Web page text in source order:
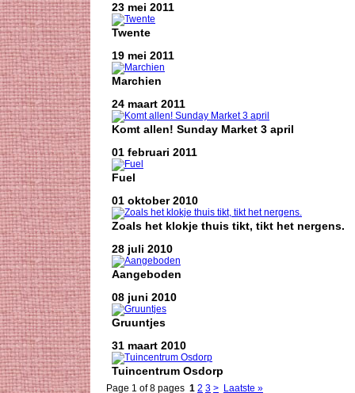
23 mei 2011
Twente
19 mei 2011
Marchien
24 maart 2011
Komt allen! Sunday Market 3 april
01 februari 2011
Fuel
01 oktober 2010
Zoals het klokje thuis tikt, tikt het nergens.
28 juli 2010
Aangeboden
08 juni 2010
Gruuntjes
31 maart 2010
Tuincentrum Osdorp
Page 1 of 8 pages 1 2 3 > Laatste »